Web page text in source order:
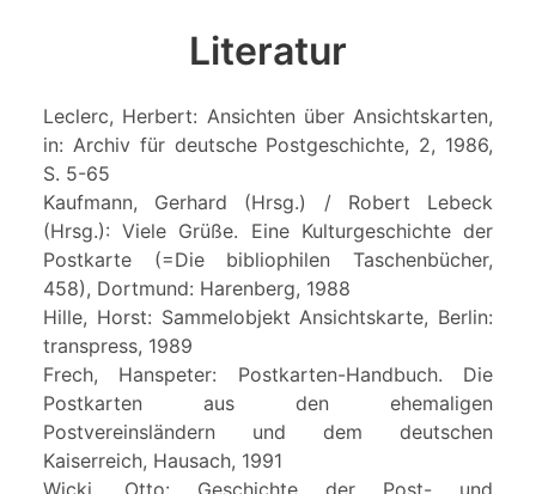
Literatur
Leclerc, Herbert: Ansichten über Ansichtskarten,
in: Archiv für deutsche Postgeschichte, 2, 1986,
S. 5-65
Kaufmann, Gerhard (Hrsg.) / Robert Lebeck
(Hrsg.): Viele Grüße. Eine Kulturgeschichte der
Postkarte (=Die bibliophilen Taschenbücher,
458), Dortmund: Harenberg, 1988
Hille, Horst: Sammelobjekt Ansichtskarte, Berlin:
transpress, 1989
Frech, Hanspeter: Postkarten-Handbuch. Die
Postkarten aus den ehemaligen
Postvereinsländern und dem deutschen
Kaiserreich, Hausach, 1991
Wicki, Otto: Geschichte der Post- und